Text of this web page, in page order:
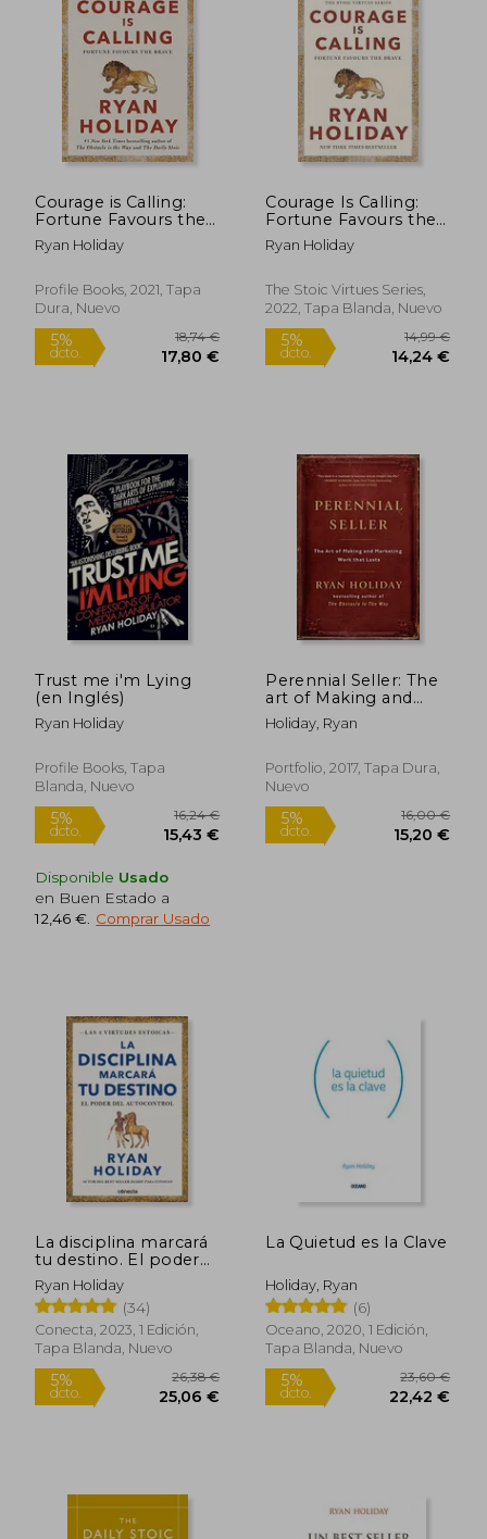
dcto. 16,63 € dcto.
Courage is Calling:
Fortune Favours the
Brave (en Inglés)
Ryan Holiday
Profile Books, 2021, Tapa
Dura, Nuevo
5%
Courage Is Calling:
Fortune Favours the
Brave (en Inglés)
Ryan Holiday
The Stoic Virtues Series,
2022, Tapa Blanda, Nuevo
5%
dcto.
Trust me i'm Lying
(en Inglés)
Ryan Holiday
Profile Books, Tapa
Blanda, Nuevo
Disponible Usado
en Buen Estado a
12,46 € Comprar Usado
Perennial Seller: The
art of Making and
Marketing Work That
Lasts (en Inglés)
Holiday, Ryan
Portfolio, 2017, Tapa Dura,
Nuevo
La disciplina marcará
tu destino. El poder
del autocontrol (Las
cuatro virtudes
estoicas)
Ryan Holiday
(34)
Conecta, 2023, 1 Edición,
Tapa Blanda, Nuevo
La Quietud es la Clave
Holiday, Ryan
(6)
Oceano, 2020, 1 Edición,
Tapa Blanda, Nuevo